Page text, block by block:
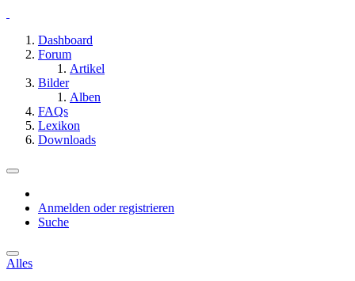
Dashboard
Forum
Artikel
Bilder
Alben
FAQs
Lexikon
Downloads
Anmelden oder registrieren
Suche
Alles